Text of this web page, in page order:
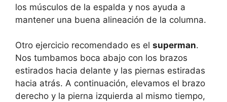
los músculos de la espalda y nos ayuda a
mantener una buena alineación de la columna.
Otro ejercicio recomendado es el superman.
Nos tumbamos boca abajo con los brazos
estirados hacia delante y las piernas estiradas
hacia atrás. A continuación, elevamos el brazo
derecho y la pierna izquierda al mismo tiempo,